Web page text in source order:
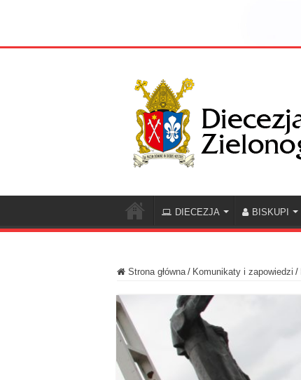
DIECEZJA BISKUPI
Strona główna / Komunikaty i zapowiedzi /